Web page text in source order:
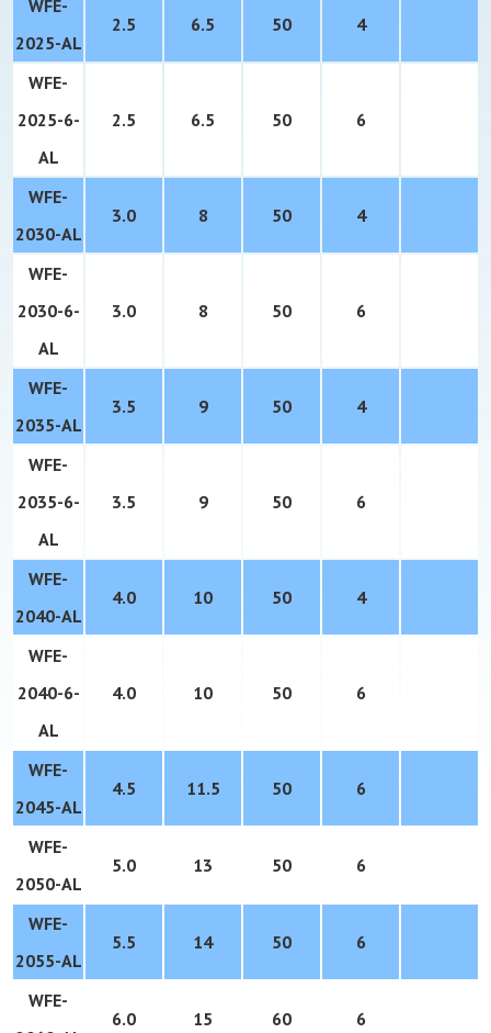
WFE-
2025-AL
2.5 6.5 50 4
WFE-
2025-6-
AL
2.5 6.5 50 6
WFE-
2030-AL
3.0 8 50 4
WFE-
2030-6-
AL
3.0 8 50 6
WFE-
2035-AL
3.5 9 50 4
WFE-
2035-6-
AL
3.5 9 50 6
WFE-
2040-AL
4.0 10 50 4
WFE-
2040-6-
AL
4.0 10 50 6
WFE-
2045-AL
4.5 11.5 50 6
WFE-
2050-AL
5.0 13 50 6
WFE-
2055-AL
5.5 14 50 6
WFE-
6.0 15 60 6